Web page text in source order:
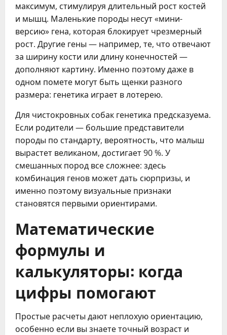
максимум, стимулируя длительный рост костей
и мышц. Маленькие породы несут «мини-
версию» гена, которая блокирует чрезмерный
рост. Другие гены — например, те, что отвечают
за ширину кости или длину конечностей —
дополняют картину. Именно поэтому даже в
одном помете могут быть щенки разного
размера: генетика играет в лотерею.
Для чистокровных собак генетика предсказуема.
Если родители — большие представители
породы по стандарту, вероятность, что малыш
вырастет великаном, достигает 90 %. У
смешанных пород все сложнее: здесь
комбинация генов может дать сюрпризы, и
именно поэтому визуальные признаки
становятся первыми ориентирами.
Математические
формулы и
калькуляторы: когда
цифры помогают
Простые расчеты дают неплохую ориентацию,
особенно если вы знаете точный возраст и